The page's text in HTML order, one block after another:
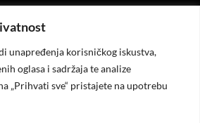
unapređenja korisničkog iskustva,
oglasa i sadržaja te analize
„Prihvati sve“ pristajete na upotrebu